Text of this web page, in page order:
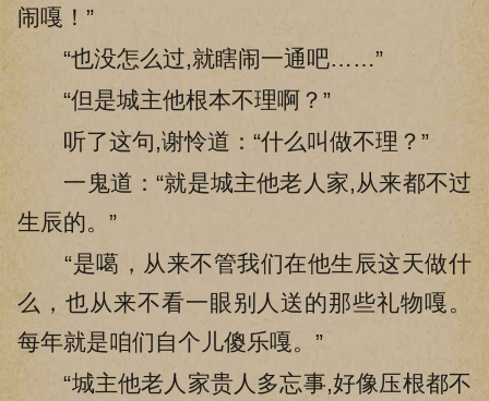
闹嘎！”
“也没怎么过,就瞎闹一通吧……”
“但是城主他根本不理啊？”
听了这句,谢怜道：“什么叫做不理？”
一鬼道：“就是城主他老人家,从来都不过
生辰的。”
“是噶，从来不管我们在他生辰这天做什
么，也从来不看一眼别人送的那些礼物嘎。
每年就是咱们自个儿傻乐嘎。”
“城主他老人家贵人多忘事,好像压根都不